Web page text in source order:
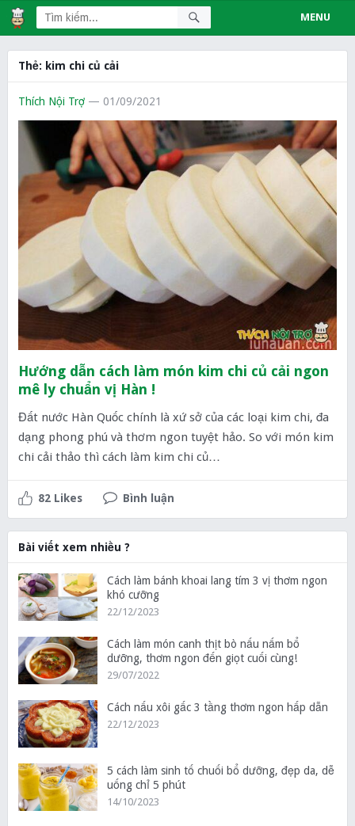
MENU
Thẻ: kim chi củ cải
Thích Nội Trợ — 01/09/2021
Hướng dẫn cách làm món kim chi củ cải ngon
mê ly chuẩn vị Hàn !
Đất nước Hàn Quốc chính là xứ sở của các loại kim chi, đa
dạng phong phú và thơm ngon tuyệt hảo. So với món kim
chi cải thảo thì cách làm kim chi củ…
82 Likes Bình luận
Bài viết xem nhiều ?
Cách làm bánh khoai lang tím 3 vị thơm ngon
khó cưỡng
22/12/2023
Cách làm món canh thịt bò nấu nấm bổ
dưỡng, thơm ngon đến giọt cuối cùng!
29/07/2022
Cách nấu xôi gấc 3 tầng thơm ngon hấp dẫn
22/12/2023
5 cách làm sinh tố chuối bổ dưỡng, đẹp da, dễ
uống chỉ 5 phút
14/10/2023